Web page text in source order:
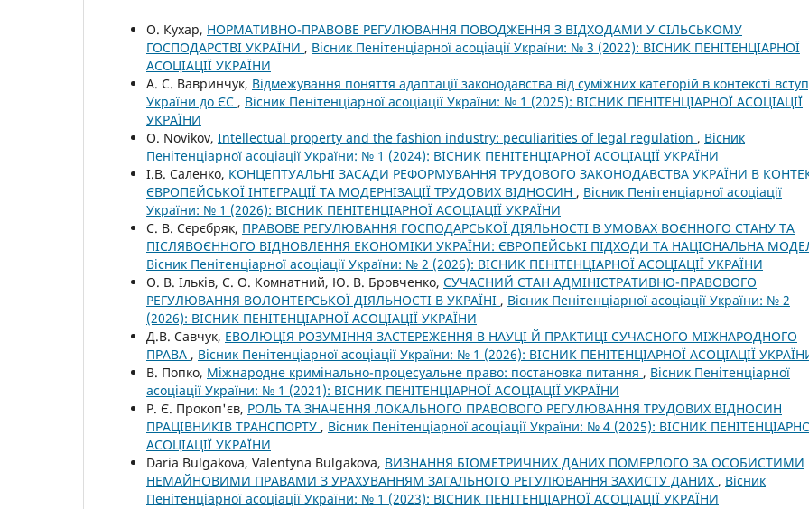
О. Кухар, НОРМАТИВНО-ПРАВОВЕ РЕГУЛЮВАННЯ ПОВОДЖЕННЯ З ВІДХОДАМИ У СІЛЬСЬКОМУ
ГОСПОДАРСТВІ УКРАЇНИ , Вісник Пенітенціарної асоціації України: № 3 (2022): ВІСНИК ПЕНІТЕНЦІАРНОЇ
АСОЦІАЦІЇ УКРАЇНИ
А. С. Вавринчук, Відмежування поняття адаптації законодавства від суміжних категорій в контексті
України до ЄС , Вісник Пенітенціарної асоціації України: № 1 (2025): ВІСНИК ПЕНІТЕНЦІАРНОЇ АСОЦІАЦІЇ
УКРАЇНИ
O. Novikov, Intellectual property and the fashion industry: peculiarities of legal regulation , Вісник
Пенітенціарної асоціації України: № 1 (2024): ВІСНИК ПЕНІТЕНЦІАРНОЇ АСОЦІАЦІЇ УКРАЇНИ
І.В. Саленко, КОНЦЕПТУАЛЬНІ ЗАСАДИ РЕФОРМУВАННЯ ТРУДОВОГО ЗАКОНОДАВСТВА УКРАЇНИ В
ЄВРОПЕЙСЬКОЇ ІНТЕГРАЦІЇ ТА МОДЕРНІЗАЦІЇ ТРУДОВИХ ВІДНОСИН , Вісник Пенітенціарної асоціації
України: № 1 (2026): ВІСНИК ПЕНІТЕНЦІАРНОЇ АСОЦІАЦІЇ УКРАЇНИ
С. В. Сєрєбряк, ПРАВОВЕ РЕГУЛЮВАННЯ ГОСПОДАРСЬКОЇ ДІЯЛЬНОСТІ В УМОВАХ ВОЄННОГО СТАНУ ТА
ПІСЛЯВОЄННОГО ВІДНОВЛЕННЯ ЕКОНОМІКИ УКРАЇНИ: ЄВРОПЕЙСЬКІ ПІДХОДИ ТА НАЦІОНАЛЬНА
Вісник Пенітенціарної асоціації України: № 2 (2026): ВІСНИК ПЕНІТЕНЦІАРНОЇ АСОЦІАЦІЇ УКРАЇНИ
О. В. Ільків, С. О. Комнатний, Ю. В. Бровченко, СУЧАСНИЙ СТАН АДМІНІСТРАТИВНО-ПРАВОВОГО
РЕГУЛЮВАННЯ ВОЛОНТЕРСЬКОЇ ДІЯЛЬНОСТІ В УКРАЇНІ , Вісник Пенітенціарної асоціації України: № 2
(2026): ВІСНИК ПЕНІТЕНЦІАРНОЇ АСОЦІАЦІЇ УКРАЇНИ
Д.В. Савчук, ЕВОЛЮЦІЯ РОЗУМІННЯ ЗАСТЕРЕЖЕННЯ В НАУЦІ Й ПРАКТИЦІ СУЧАСНОГО МІЖНАРОДНОГО
ПРАВА , Вісник Пенітенціарної асоціації України: № 1 (2026): ВІСНИК ПЕНІТЕНЦІАРНОЇ АСОЦІАЦІЇ
В. Попко, Міжнародне кримінально-процесуальне право: постановка питання , Вісник Пенітенціарної
асоціації України: № 1 (2021): ВІСНИК ПЕНІТЕНЦІАРНОЇ АСОЦІАЦІЇ УКРАЇНИ
Р. Є. Прокоп'єв, РОЛЬ ТА ЗНАЧЕННЯ ЛОКАЛЬНОГО ПРАВОВОГО РЕГУЛЮВАННЯ ТРУДОВИХ ВІДНОСИН
ПРАЦІВНИКІВ ТРАНСПОРТУ , Вісник Пенітенціарної асоціації України: № 4 (2025): ВІСНИК
АСОЦІАЦІЇ УКРАЇНИ
Daria Bulgakova, Valentyna Bulgakova, ВИЗНАННЯ БІОМЕТРИЧНИХ ДАНИХ ПОМЕРЛОГО ЗА ОСОБИСТИМИ
НЕМАЙНОВИМИ ПРАВАМИ З УРАХУВАННЯМ ЗАГАЛЬНОГО РЕГУЛЮВАННЯ ЗАХИСТУ ДАНИХ , Вісник
Пенітенціарної асоціації України: № 1 (2023): ВІСНИК ПЕНІТЕНЦІАРНОЇ АСОЦІАЦІЇ УКРАЇНИ